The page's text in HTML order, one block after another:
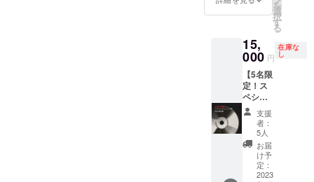
しい内
容は別
途オン
ライン
にて打
ち合わ
せをさ
せて頂
きま
す。
※NATTY
-Uの交
通費、
ついて
は東京
都内、
神奈川
県でス
ケ
ジュー
ルと合
わせて
ご相談
させて
頂きま
す。
絡のや
り取り
をしま
す。 ※
著作
権、原
盤権込
みでお
渡しし
ます。
(商用利
用も可)
※【備考
150%達
成を記
『感謝
状』の
Music
Video"
エンド
ロー
ル"のス
ペシャ
ルサン
クス欄
に、あ
なたの
お名前
を
選
択
す
る
15,
000 円
在庫な
し
【5名限
定！ス
ペシャ
ルサン
クス欄
にあな
たの名
前を】
・歌詞
カード
支援
者：
5人
お届
け予
定：
2023